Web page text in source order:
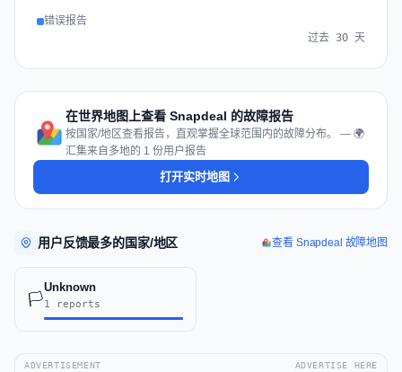
错误报告
过去 30 天
在世界地图上查看 Snapdeal 的故障报告
按国家/地区查看报告，直观掌握全球范围内的故障分布。 — 🌍
汇集来自多地的 1 份用户报告
打开实时地图
用户反馈最多的国家/地区 查看 Snapdeal 故障地图
🏳️
Unknown
1 reports
ADVERTISEMENT ADVERTISE HERE